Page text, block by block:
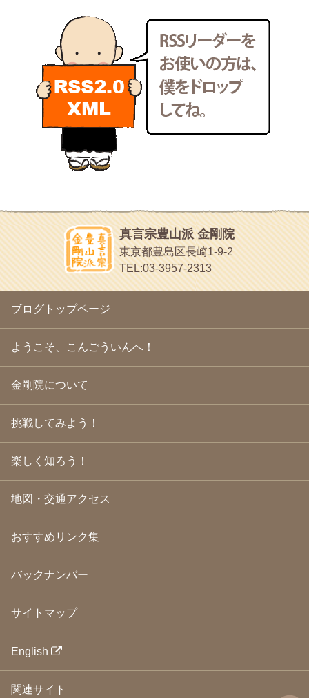
2011年6月(13)
2011年5月
2011年4月
(17)
2011年3月(15)
2011年2月(22)
2011年1月(22)
2010年12月(21)
2010年11月
(14)
2010年9月(16)
(13)
2010年5月(22)
2010年4月(25)
2010年3月(22)
2010年2月
(23)
2010年1月(23)
2009年12月(18)
2009年10月(20)
2009年9月(20)
2009年8月 (18)
2009年7月
(21)
2009年6月(22)
2009年5月(20)
2009年2月(19)
2009年1月(25)
2008年12月 (22)
2008年9月(24)
2008年8月(24)
2008年7月
(23)
2008年6月(23)
2008年5月(21)
2008年4月(22)
2008年1月 (23)
2007年12月(26)
2007年11月
2007年10月
2007年9月(23)
2007年8月
新聞屋の道具箱
新聞社で使われる用語の解説など
makotoさんの御符内巡礼記
東京の巡礼記です
POLYHEDON
いろいろなことが書いてあるよ
bunchan
あちこち行って！
目白鍼灸院
日本人の繊細な体質にあわせた、やさしく気持ちよい鍼灸治療で
ほうげん日記
放言じゃなくて和尚さんの名前だよ
面白いサイトみつけたよ。
ヘェ～という感じ
chocolab.Air♪DIALY
ラブラドールのワンちゃんがかわいいよ
真言宗豊山派 金剛院
東京都豊島区長崎1-9-2
TEL:03-3957-2313
ブログトップページ
ようこそ、こんごういんへ！
金剛院について
挑戦してみよう！
楽しく知ろう！
地図・交通アクセス
おすすめリンク集
バックナンバー
サイトマップ
English
関連サイト